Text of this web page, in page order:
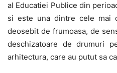
al Educatiei Publice din
si este una dintre cele mai
deosebit de frumoasa, de
deschizatoare de drumuri
arhitectura, care au putut sa